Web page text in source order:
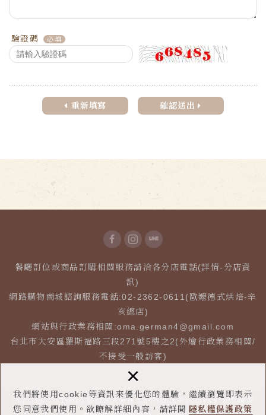
驗證碼
重新填寫 確認送出
我們將使用cookie等資訊來優化您的體驗，繼續瀏覽即表示
您同意我們使用。欲瞭解詳細內容，請詳閱 隱私權保護政策
×
餐廳訂位或商品訂購相關服務請洽各分店電話(詳情-分店資
訊)
網路購物商城諮詢服務電話:02-2362-0611(歐嬤德式烘焙-辛
亥總店)
網站與行政業務相關:oma.german4@gmail.com
台北市大安區羅斯福路三段271號5樓之2(外燴行政業務相關/
不接受一般訪客)
Copyright © Omas 歐嬤德式美食 All Rights Reserved.
隱私權保